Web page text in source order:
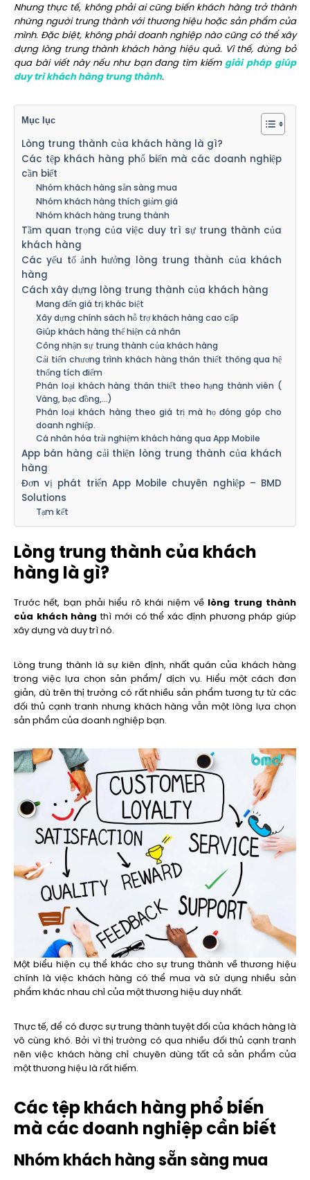
Nhưng thực tế, không phải ai cũng biến khách hàng trở thành
những người trung thành với thương hiệu hoặc sản phẩm của
mình. Đặc biệt, không phải doanh nghiệp nào cũng có thể xây
dựng lòng trung thành khách hàng hiệu quả. Vì thế, đừng bỏ
qua bài viết này nếu như bạn đang tìm kiếmgiải pháp giúp
duy trì khách hàng trung thành.
Mục lục
Lòng trung thành của khách hàng là gì?
Các tệp khách hàng phổ biến mà các doanh nghiệp
cần biết
Nhóm khách hàng sẵn sàng mua
Nhóm khách hàng thích giảm giá
Nhóm khách hàng trung thành
Tầm quan trọng của việc duy trì sự trung thành của
khách hàng
Các yếu tố ảnh hưởng lòng trung thành của khách
hàng
Cách xây dựng lòng trung thành của khách hàng
Mang đến giá trị khác biệt
Xây dựng chính sách hỗ trợ khách hàng cao cấp
Giúp khách hàng thể hiện cá nhân
Công nhận sự trung thành của khách hàng
Cải tiến chương trình khách hàng thân thiết thông qua hệ
thống tích điểm
Phân loại khách hàng thân thiết theo hạng thành viên (
Vàng, bạc đồng,…)
Phân loại khách hàng theo giá trị mà họ đóng góp cho
doanh nghiệp.
Cá nhân hóa trải nghiệm khách hàng qua App Mobile
App bán hàng cải thiện lòng trung thành của khách
hàng
Đơn vị phát triển App Mobile chuyên nghiệp – BMD
Solutions
Tạm kết
Lòng trung thành của khách
hàng là gì?
Trước hết, bạn phải hiểu rõ khái niệm về lòng trung thành
của khách hàng thì mới có thể xác định phương pháp giúp
xây dựng và duy trì nó.
Lòng trung thành là sự kiên định, nhất quán của khách hàng
trong việc lựa chọn sản phẩm/ dịch vụ. Hiểu một cách đơn
giản, dù trên thị trường có rất nhiều sản phẩm tương tự từ các
đối thủ cạnh tranh nhưng khách hàng vẫn một lòng lựa chọn
sản phẩm của doanh nghiệp bạn.
Một biểu hiện cụ thể khác cho sự trung thành về thương hiệu
chính là việc khách hàng có thể mua và sử dụng nhiều sản
phẩm khác nhau chỉ của một thương hiệu duy nhất.
Thực tế, để có được sự trung thành tuyệt đối của khách hàng là
vô cùng khó. Bởi vì thị trường có qua nhiều đối thủ cạnh tranh
nên việc khách hàng chỉ chuyên dùng tất cả sản phẩm của
một thương hiệu là rất hiếm.
Các tệp khách hàng phổ biến
mà các doanh nghiệp cần biết
Nhóm khách hàng sẵn sàng mua